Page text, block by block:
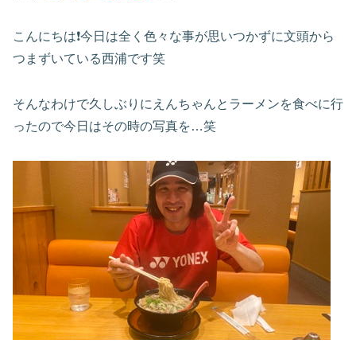
こんにちは❗️今日は全く色々な事が思いつかずに文頭から
つまずいている西浦です笑
そんなわけで久しぶりにえんちゃんとラーメンを食べに行
ったので今日はその時の写真を…笑